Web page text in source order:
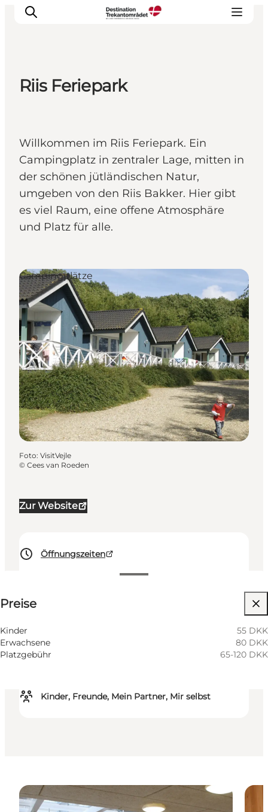
Erlebnisse
Unterkünfte
Reiseplanung
Tickets
Riis Feriepark
Willkommen im Riis Feriepark. Ein
Campingplatz in zentraler Lage, mitten in
der schönen jütländischen Natur,
umgeben von den Riis Bakker. Hier gibt
es viel Raum, eine offene Atmosphäre
und Platz für alle.
Zur Website
Öffnungszeiten
Preise
Kinder
55 DKK
Erwachsene
80 DKK
Platzgebühr
65-120 DKK
Website besuchen
Kinder, Freunde, Mein Partner, Mir selbst
Campingplätze
Foto: VisitVejle
© Cees van Roeden